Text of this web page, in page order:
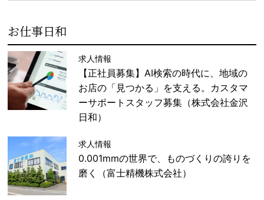
お仕事日和
求人情報
【正社員募集】AI検索の時代に、地域の
お店の「見つかる」を支える。カスタマ
ーサポートスタッフ募集（株式会社金沢
日和）
求人情報
0.001mmの世界で、ものづくりの誇りを
磨く（富士精機株式会社）